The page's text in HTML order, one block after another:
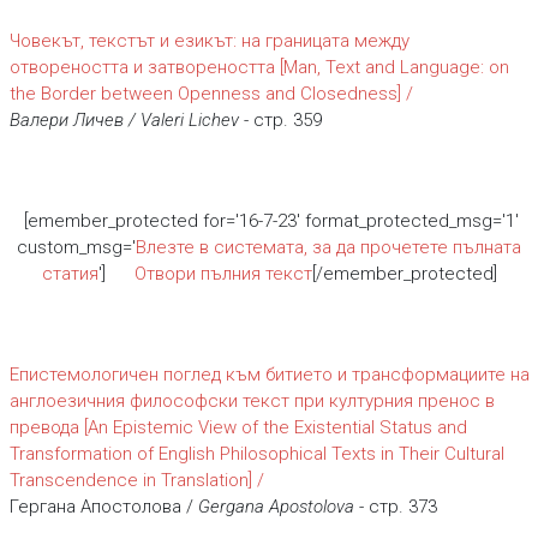
Човекът, текстът и езикът: на границата между
отвореността и затвореността [Man, Text and Language: on
the Border between Openness and Closedness] /
Валери Личев / Valeri Lichev- стр. 359
[emember_protected for='16-7-23' format_protected_msg='1'
custom_msg='Влезте в системата, за да прочетете пълната
статия'] Отвори пълния текст[/emember_protected]
Епистемологичен поглед към битието и трансформациите на
англоезичния философски текст при културния пренос в
превода [An Epistemic View of the Existential Status and
Transformation of English Philosophical Texts in Their Cultural
Transcendence in Translation] /
Гергана Апостолова / Gergana Apostolova - стр. 373